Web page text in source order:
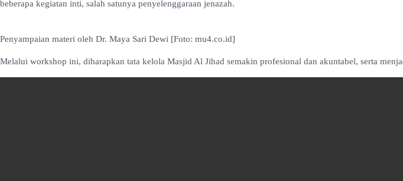
beberapa kegiatan inti, salah satunya penyelenggaraan jenazah.
Penyampaian materi oleh Dr. Maya Sari Dewi [Foto: mu4.co.id]
Melalui workshop ini, diharapkan tata kelola Masjid Al Jihad semakin profesional dan akuntabel, serta